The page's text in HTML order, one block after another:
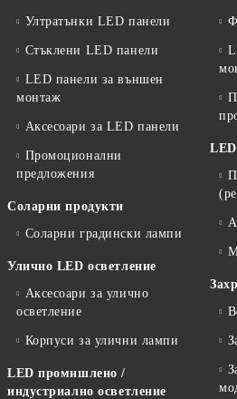
Ултратънки LED панели
Стъклени LED панели
LED панели за външен
монтаж
Аксесоари за LED панели
Промоционални
предложения
Соларни продукти
Соларни градински лампи
Улично LED осветление
Аксесоари за улично
осветление
Корпуси за улични лампи
LED промишлено /
индустриално осветление